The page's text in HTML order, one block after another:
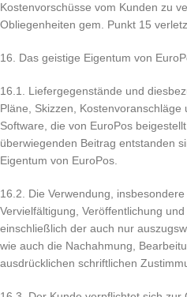
Kostenvorschüsse vom Kunden zu
Obliegenheiten gem. Punkt 15
16. Das geistige Eigentum von
16.1. Liefergegenstände und
Pläne, Skizzen,
Software, die von EuroPos
überwiegenden Beitrag entstanden
Eigentum von EuroPos.
16.2. Die Verwendung,
Vervielfältigung, Veröffentlichung
einschließlich der auch nur
wie auch die Nachahmung,
ausdrücklichen schriftlichen